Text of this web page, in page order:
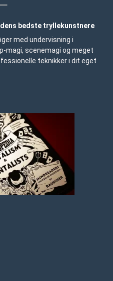
bedste tryllekunstnere
med undervisning i
magi, scenemagi og meget
teknikker i dit eget